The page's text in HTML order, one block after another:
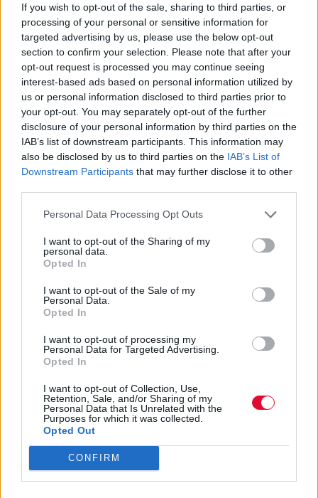
If you wish to opt-out of the sale, sharing to third parties, or
processing of your personal or sensitive information for
targeted advertising by us, please use the below opt-out
section to confirm your selection. Please note that after your
opt-out request is processed you may continue seeing
interest-based ads based on personal information utilized by
us or personal information disclosed to third parties prior to
your opt-out. You may separately opt-out of the further
disclosure of your personal information by third parties on the
IAB’s list of downstream participants. This information may
also be disclosed by us to third parties on the IAB’s List of
Downstream Participants that may further disclose it to other
Personal Data Processing Opt Outs
I want to opt-out of the Sharing of my
personal data.
Opted In
I want to opt-out of the Sale of my
Personal Data.
Opted In
I want to opt-out of processing my
Personal Data for Targeted Advertising.
Opted In
I want to opt-out of Collection, Use,
Retention, Sale, and/or Sharing of my
Personal Data that Is Unrelated with the
Purposes for which it was collected.
Opted Out
CONFIRM
H Black Friday έρχεται ξανά στο e-
shop της Samsung και είναι η
ευκαιρία σου για το πιο
χορταστικό shopping της
χρονιάς
Όλες οι tech προσφορές που περίμενες σε
smartphones, tablets, τηλεοράσεις,
monitors, οικιακές συσκευ...
Ναταλία Πετρίτη
24.11.2023